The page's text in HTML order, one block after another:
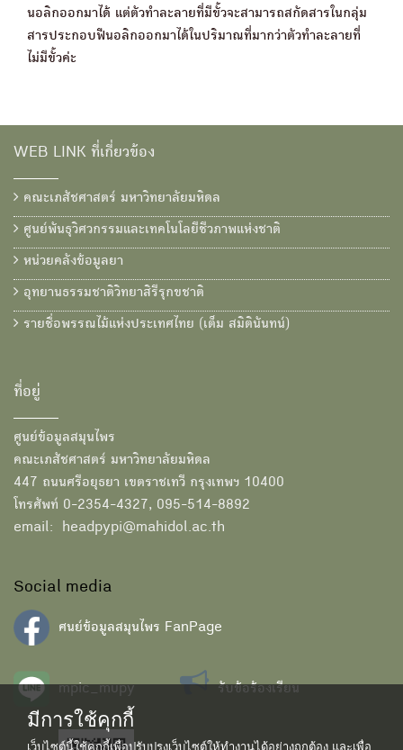
นอลิกออกมาได้ แต่ตัวทำละลายที่มีขั้วจะสามารถสกัดสารในกลุ่ม
สารประกอบฟีนอลิกออกมาได้ในปริมาณที่มากว่าตัวทำละลายที่
ไม่มีขั้วค่ะ
WEB LINK ที่เกี่ยวข้อง
คณะเภสัชศาสตร์ มหาวิทยาลัยมหิดล
ศูนย์พันธุวิศวกรรมและเทคโนโลยีชีวภาพแห่งชาติ
หน่วยคลังข้อมูลยา
อุทยานธรรมชาติวิทยาสิรีรุกขชาติ
รายชื่อพรรณไม้แห่งประเทศไทย (เต็ม สมิตินันทน์)
ที่อยู่
ศูนย์ข้อมูลสมุนไพร
คณะเภสัชศาสตร์ มหาวิทยาลัยมหิดล
447 ถนนศรีอยุธยา เขตราชเทวี กรุงเทพฯ 10400
โทรศัพท์ 0-2354-4327, 095-514-8892
email: headpypi@mahidol.ac.th
Social media
ศนย์ข้อมูลสมุนไพร FanPage
mpic_mupy รับข้อร้องเรียน
มีการใช้คุกกี้
เว็บไซต์นี้ใช้คุกกี้เพื่อปรับปรุงเว็บไซต์ให้ทำงานได้อย่างถูกต้อง และเพื่อ